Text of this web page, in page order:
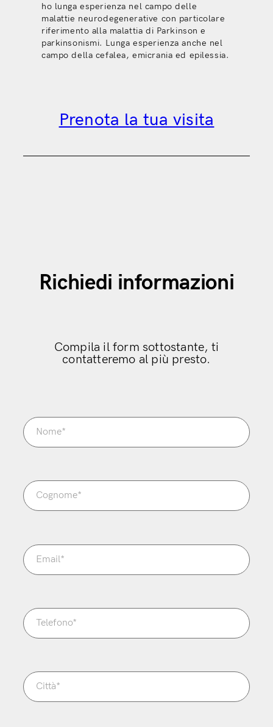
ho lunga esperienza nel campo delle
malattie neurodegenerative con particolare
riferimento alla malattia di Parkinson e
parkinsonismi. Lunga esperienza anche nel
campo della cefalea, emicrania ed epilessia.
Prenota la tua visita
Richiedi informazioni
Compila il form sottostante, ti
contatteremo al più presto.
di
contatto